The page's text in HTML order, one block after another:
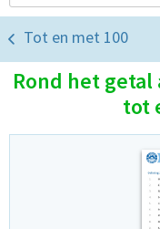
Tot en met 100
Rond het
tot